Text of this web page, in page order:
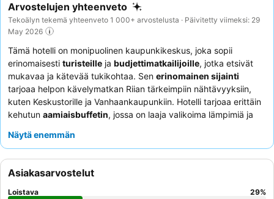
Arvostelujen yhteenveto
Tekoälyn tekemä yhteenveto 1 000+ arvostelusta · Päivitetty viimeksi: 29
May 2026
Tämä hotelli on monipuolinen kaupunkikeskus, joka sopii
erinomaisesti turisteille ja budjettimatkailijoille, jotka etsivät
mukavaa ja kätevää tukikohtaa. Sen erinomainen sijainti
tarjoaa helpon kävelymatkan Riian tärkeimpiin nähtävyyksiin,
kuten Keskustorille ja Vanhaankaupunkiin. Hotelli tarjoaa erittäin
kehutun aamiaisbuffetin, jossa on laaja valikoima lämpimiä ja
kehuvat jatkuvasti
ja paikallisissa suosituksissa. Rauhallisempaa kokemusta
kaipaaville asiakkaille suositellaan puutarhaan päin olevia
huoneita.
Näytä enemmän
Asiakasarvostelut
Loistava 29%